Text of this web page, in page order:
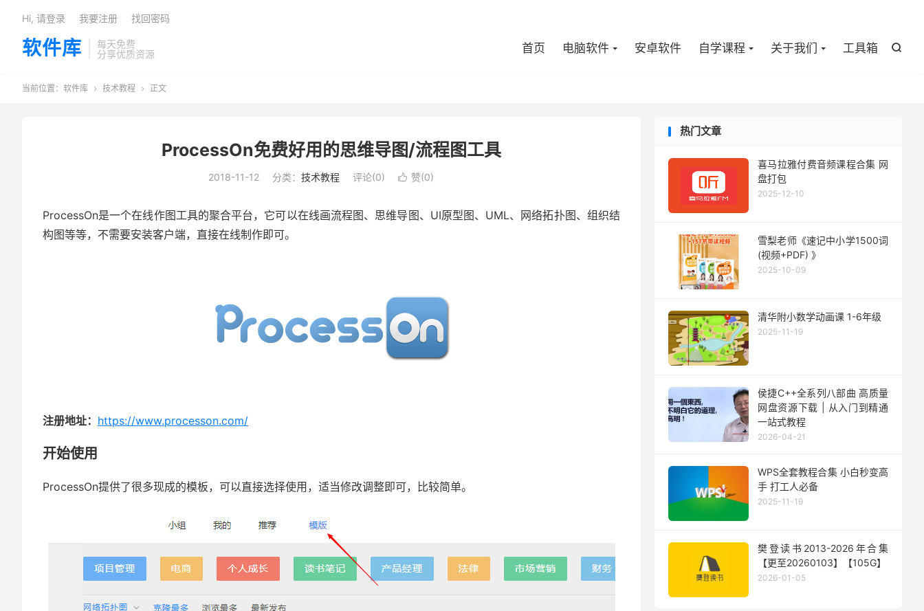
软件库
每天免费
分享优质资源

首页 电脑软件 安卓软件 自学课程 关于我们 工具箱
Hi, 请登录 我要注册 找回密码
当前位置： 软件库  技术教程  正文
ProcessOn免费好用的思维导图/流程图工具
2018-11-12 分类： 技术教程 评论(0)  赞(0)
ProcessOn是一个在线作图工具的聚合平台，它可以在线画流程图、思维导图、UI原型图、UML、网络拓扑图、组织结
构图等等，不需要安装客户端，直接在线制作即可。
注册地址： https://www.processon.com/
开始使用
ProcessOn提供了很多现成的模板，可以直接选择使用，适当修改调整即可，比较简单。
热门文章
喜马拉雅付费音频课程合集 网
盘打包
2025-12-10
雪梨老师《速记中小学1500词
(视频+PDF) 》
2025-10-09
清华附小数学动画课 1-6年级
2025-11-19
侯捷C++全系列八部曲 高质量
网盘资源下载 | 从入门到精通
一站式教程
2026-04-21
WPS全套教程合集 小白秒变高
手 打工人必备
2025-11-19
樊登读书2013-2026年合集
【更至20260103】【105G】
2026-01-05